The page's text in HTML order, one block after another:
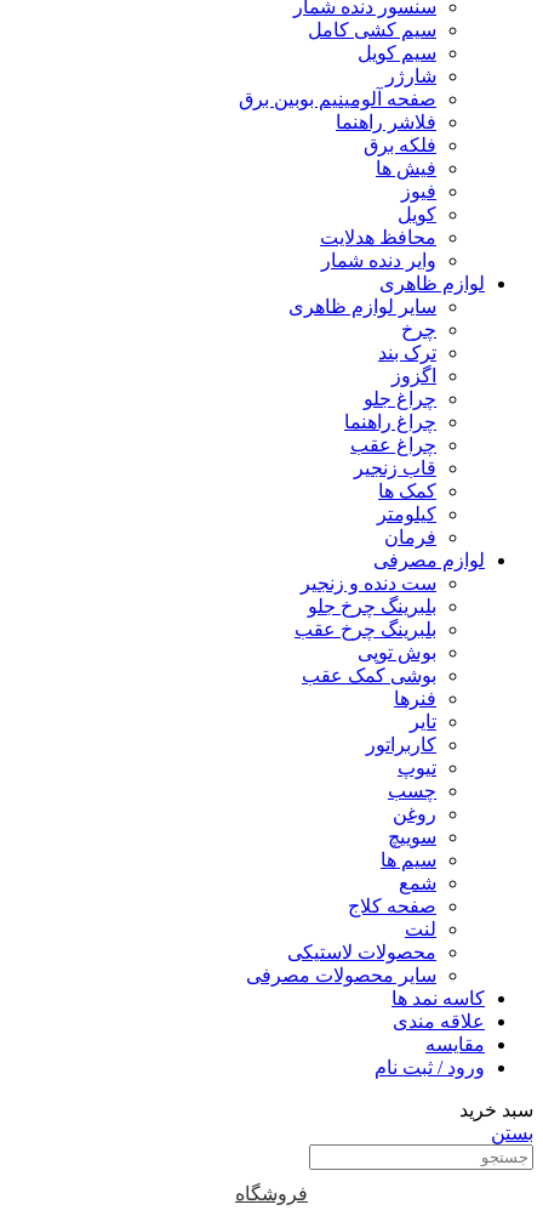
سنسور دنده شمار
سیم کشی کامل
سیم کویل
شارژر
صفحه آلومینیم بوبین برق
فلاشر راهنما
فلکه برق
فیش ها
فیوز
کویل
محافظ هدلایت
وایر دنده شمار
لوازم ظاهری
سایر لوازم ظاهری
چرخ
ترک بند
اگزوز
چراغ جلو
چراغ راهنما
چراغ عقب
قاب زنجیر
کمک ها
کیلومتر
فرمان
لوازم مصرفی
ست دنده و زنجیر
بلبرینگ چرخ جلو
بلبرینگ چرخ عقب
بوش توپی
بوشی کمک عقب
فنرها
تایر
کاربراتور
تیوپ
چسب
روغن
سوییچ
سیم ها
شمع
صفحه کلاج
لنت
محصولات لاستیکی
سایر محصولات مصرفی
کاسه نمد ها
علاقه مندی
مقایسه
ورود / ثبت نام
سبد خرید
بستن
فروشگاه